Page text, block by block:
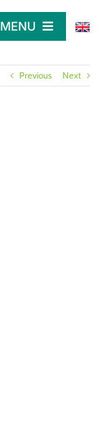
MENU
Previous Next